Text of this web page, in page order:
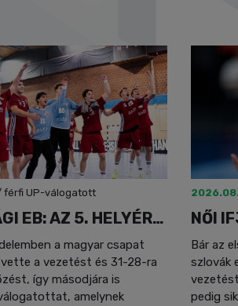
férfi UP-válogatott
FÉRFI IFJÚSÁGI EB: AZ 5. HELYÉRT FOLYTATJUK
a magyar csapat
a vezetést és 31-28-ra
így másodjára is
amelynek
Bár az
szlovák
pedig